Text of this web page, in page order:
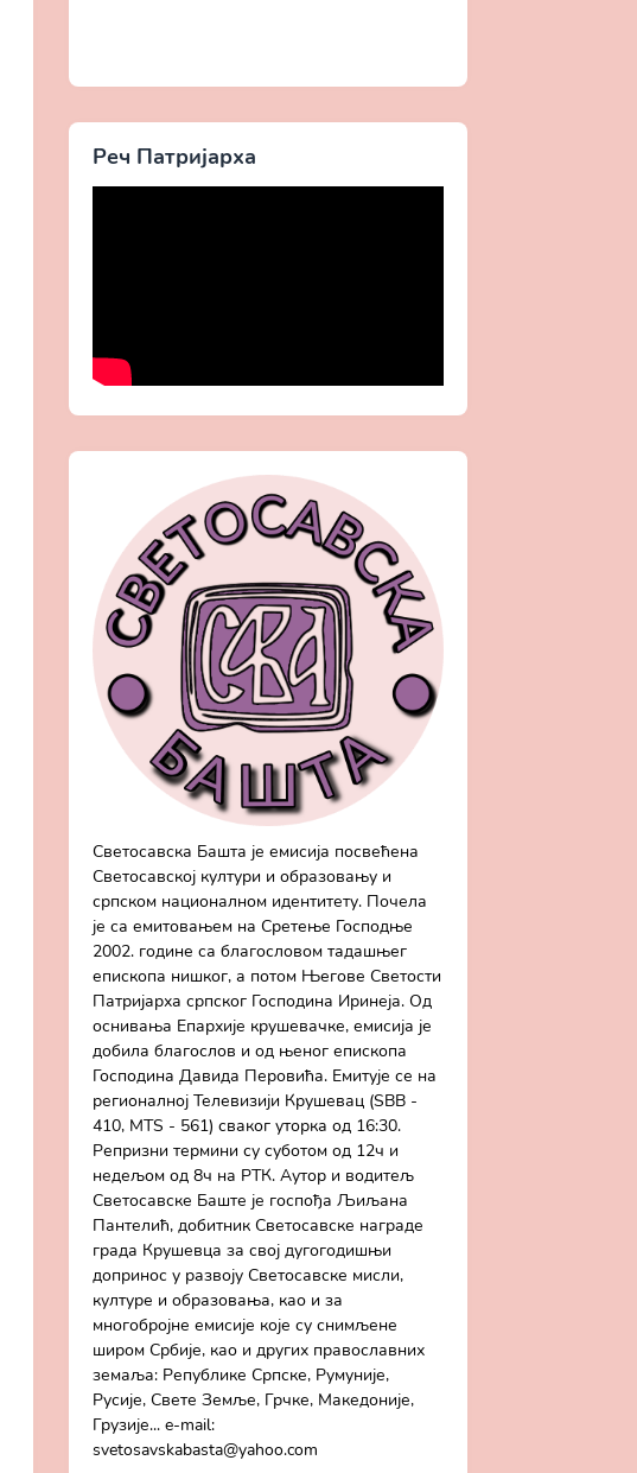
Реч Патријарха
Светосавска Башта је емисија посвећена
Светосавској култури и образовању и
српском националном идентитету. Почела
је са емитовањем на Сретење Господње
2002. године са благословом тадашњег
епископа нишког, а потом Његове Светости
Патријарха српског Господина Иринеја. Од
оснивања Епархије крушевачке, емисија је
добила благослов и од њеног епископа
Господина Давида Перовића. Емитује се на
регионалној Телевизији Крушевац (SBB -
410, MTS - 561) сваког уторка од 16:30.
Репризни термини су суботом од 12ч и
недељом од 8ч на РТК. Аутор и водитељ
Светосавске Баште је госпођа Љиљана
Пантелић, добитник Светосавске награде
града Крушевца за свој дугогодишњи
допринос у развоју Светосавске мисли,
културе и образовања, као и за
многобројне емисије које су снимљене
широм Србије, као и других православних
земаља: Републике Српске, Румуније,
Русије, Свете Земље, Грчке, Македоније,
Грузије... e-mail:
svetosavskabasta@yahoo.com